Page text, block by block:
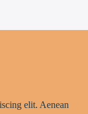
elit. Aenean